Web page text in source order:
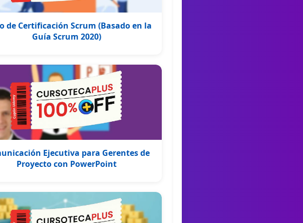
de Certificación Scrum (Basado en la
Guía Scrum 2020)
Ejecutiva para Gerentes de
Proyecto con PowerPoint